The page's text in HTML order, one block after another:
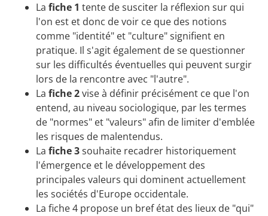
La fiche 1 tente de susciter la réflexion sur qui
l'on est et donc de voir ce que des notions
comme "identité" et "culture" signifient en
pratique. Il s'agit également de se questionner
sur les difficultés éventuelles qui peuvent surgir
lors de la rencontre avec "l'autre".
La fiche 2vise à définir précisément ce que l'on
entend, au niveau sociologique, par les termes
de "normes" et "valeurs" afin de limiter d'emblée
les risques de malentendus.
La fiche 3souhaite recadrer historiquement
l'émergence et le développement des
principales valeurs qui dominent actuellement
les sociétés d'Europe occidentale.
La fiche 4 propose un bref état des lieux de "qui"